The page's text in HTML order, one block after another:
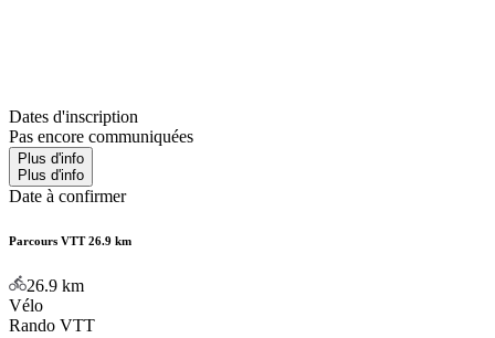
Dates d'inscription
Pas encore communiquées
Plus d'info
Plus d'info
Date à confirmer
Parcours VTT 26.9 km
26.9 km
Vélo
Rando VTT